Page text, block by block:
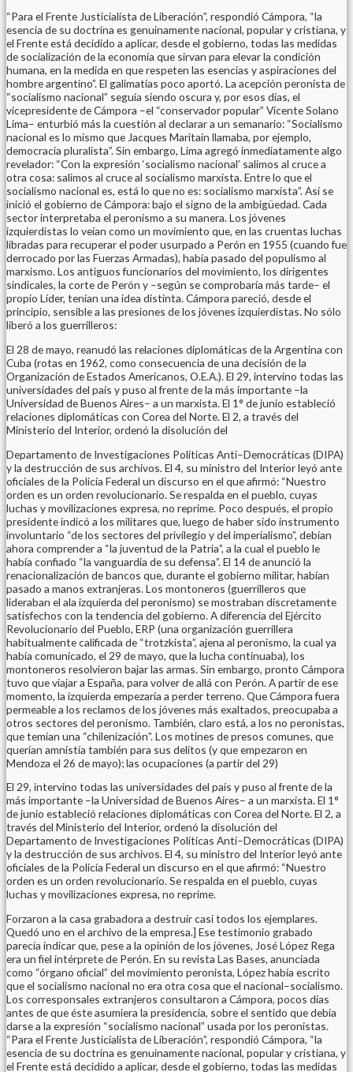
“Para el Frente Justicialista de Liberación”, respondió Cámpora, “la
esencia de su doctrina es genuinamente nacional, popular y cristiana, y
el Frente está decidido a aplicar, desde el gobierno, todas las medidas
de socialización de la economía que sirvan para elevar la condición
humana, en la medida en que respeten las esencias y aspiraciones del
hombre argentino”. El galimatías poco aportó. La acepción peronista de
“socialismo nacional” seguía siendo oscura y, por esos días, el
vicepresidente de Cámpora –el “conservador popular” Vicente Solano
Lima– enturbió más la cuestión al declarar a un semanario: “Socialismo
nacional es lo mismo que Jacques Maritain llamaba, por ejemplo,
democracia pluralista”. Sin embargo, Lima agregó inmediatamente algo
revelador: “Con la expresión ‘socialismo nacional’ salimos al cruce a
otra cosa: salimos al cruce al socialismo marxista. Entre lo que el
socialismo nacional es, está lo que no es: socialismo marxista”. Así se
inició el gobierno de Cámpora: bajo el signo de la ambigüedad. Cada
sector interpretaba el peronismo a su manera. Los jóvenes
izquierdistas lo veían como un movimiento que, en las cruentas luchas
libradas para recuperar el poder usurpado a Perón en 1955 (cuando fue
derrocado por las Fuerzas Armadas), había pasado del populismo al
marxismo. Los antiguos funcionarios del movimiento, los dirigentes
sindicales, la corte de Perón y –según se comprobaría más tarde– el
propio Líder, tenían una idea distinta. Cámpora pareció, desde el
principio, sensible a las presiones de los jóvenes izquierdistas. No sólo
liberó a los guerrilleros:
El 28 de mayo, reanudó las relaciones diplomáticas de la Argentina con
Cuba (rotas en 1962, como consecuencia de una decisión de la
Organización de Estados Americanos, O.E.A.). El 29, intervino todas las
universidades del país y puso al frente de la más importante –la
Universidad de Buenos Aires– a un marxista. El 1° de junio estableció
relaciones diplomáticas con Corea del Norte. El 2, a través del
Ministerio del Interior, ordenó la disolución del
Departamento de Investigaciones Políticas Anti–Democráticas (DIPA)
y la destrucción de sus archivos. El 4, su ministro del Interior leyó ante
oficiales de la Policía Federal un discurso en el que afirmó: “Nuestro
orden es un orden revolucionario. Se respalda en el pueblo, cuyas
luchas y movilizaciones expresa, no reprime. Poco después, el propio
presidente indicó a los militares que, luego de haber sido instrumento
involuntario “de los sectores del privilegio y del imperialismo”, debían
ahora comprender a “la juventud de la Patria”, a la cual el pueblo le
había confiado “la vanguardia de su defensa”. El 14 de anunció la
renacionalización de bancos que, durante el gobierno militar, habían
pasado a manos extranjeras. Los montoneros (guerrilleros que
lideraban el ala izquierda del peronismo) se mostraban discretamente
satisfechos con la tendencia del gobierno. A diferencia del Ejército
Revolucionario del Pueblo, ERP (una organización guerrillera
habitualmente calificada de “trotzkista”, ajena al peronismo, la cual ya
había comunicado, el 29 de mayo, que la lucha continuaba), los
montoneros resolvieron bajar las armas. Sin embargo, pronto Cámpora
tuvo que viajar a España, para volver de allá con Perón. A partir de ese
momento, la izquierda empezaría a perder terreno. Que Cámpora fuera
permeable a los reclamos de los jóvenes más exaltados, preocupaba a
otros sectores del peronismo. También, claro está, a los no peronistas,
que temían una “chilenización”. Los motines de presos comunes, que
querían amnistía también para sus delitos (y que empezaron en
Mendoza el 26 de mayo); las ocupaciones (a partir del 29)
El 29, intervino todas las universidades del país y puso al frente de la
más importante –la Universidad de Buenos Aires– a un marxista. El 1°
de junio estableció relaciones diplomáticas con Corea del Norte. El 2, a
través del Ministerio del Interior, ordenó la disolución del
Departamento de Investigaciones Políticas Anti–Democráticas (DIPA)
y la destrucción de sus archivos. El 4, su ministro del Interior leyó ante
oficiales de la Policía Federal un discurso en el que afirmó: “Nuestro
orden es un orden revolucionario. Se respalda en el pueblo, cuyas
luchas y movilizaciones expresa, no reprime.
Forzaron a la casa grabadora a destruir casi todos los ejemplares.
Quedó uno en el archivo de la empresa.] Ese testimonio grabado
parecía indicar que, pese a la opinión de los jóvenes, José López Rega
era un fiel intérprete de Perón. En su revista Las Bases, anunciada
como “órgano oficial” del movimiento peronista, López había escrito
que el socialismo nacional no era otra cosa que el nacional–socialismo.
Los corresponsales extranjeros consultaron a Cámpora, pocos días
antes de que éste asumiera la presidencia, sobre el sentido que debía
darse a la expresión “socialismo nacional” usada por los peronistas.
“Para el Frente Justicialista de Liberación”, respondió Cámpora, “la
esencia de su doctrina es genuinamente nacional, popular y cristiana, y
el Frente está decidido a aplicar, desde el gobierno, todas las medidas